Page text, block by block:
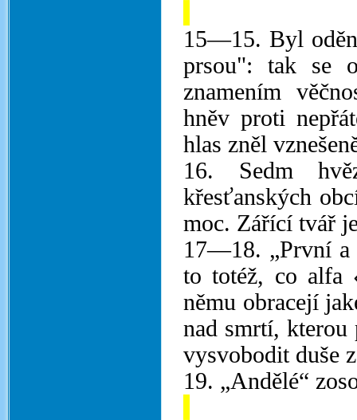
15—15. Byl
prsou": tak se
znamením
hněv proti
hlas zněl
16. Sedm
křesťanských
moc. Zářící tvář
17—18. „První a
to totéž, co alfa
němu obracejí
nad smrtí, kterou
vysvobodit duše
19. „Andělé“